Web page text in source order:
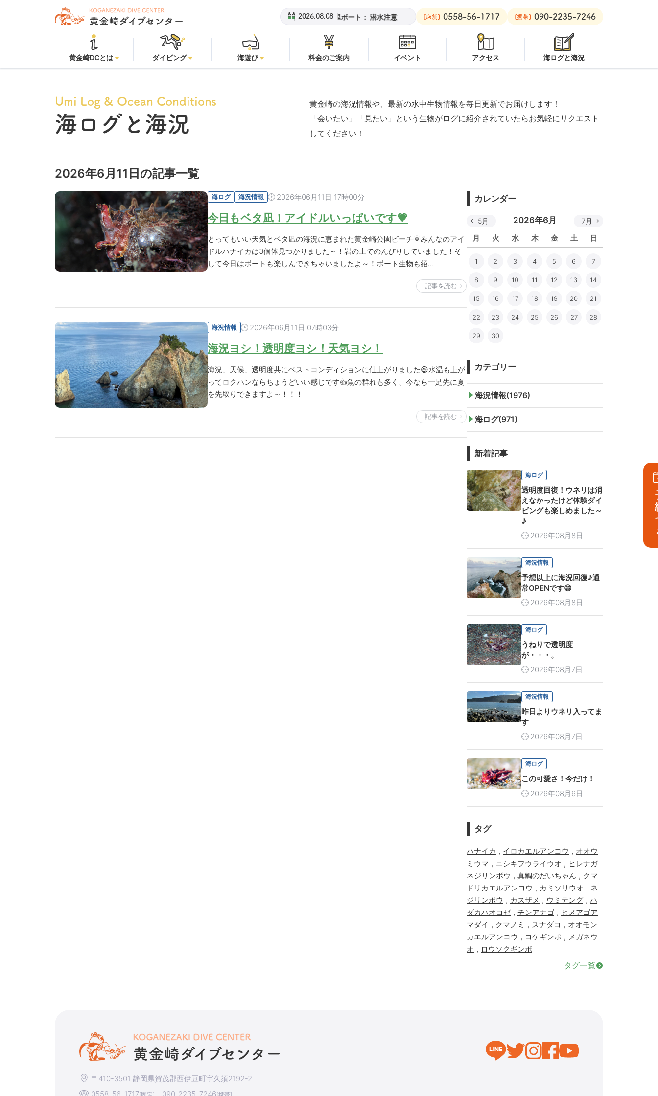
2026.08.08
オープン 安良里ボート： 潜水注意 黄金崎ビーチ：オープン 安良里ボート：潜水注意
[店舗] 0558-56-1717 [携帯] 090-2235-7246
黄金崎DCとは ダイビング 海遊び 料金のご案内 イベント アクセス 海ログと海況
Umi Log & Ocean Conditions
海ログと海況
黄金崎の海況情報や、最新の水中生物情報を毎日更新でお届けします！
「会いたい」「見たい」という生物がログに紹介されていたらお気軽にリクエスト
してください！
2026年6月11日の記事一覧
海ログ 海況情報 2026年06月11日 17時00分
今日もベタ凪！アイドルいっぱいです💗
とってもいい天気とベタ凪の海況に恵まれた黄金崎公園ビーチ🌞みんなのアイ
ドルハナイカは3個体見つかりました～！岩の上でのんびりしていました！そ
して今日はボートも楽しんできちゃいましたよ～！ボート生物も紹…
記事を読む
海況情報 2026年06月11日 07時03分
海況ヨシ！透明度ヨシ！天気ヨシ！
海況、天候、透明度共にベストコンディションに仕上がりました😆水温も上が
ってロクハンならちょうどいい感じです👍魚の群れも多く、今なら一足先に夏
を先取りできますよ～！！！
記事を読む
カレンダー
2026年6月
月 火 水 木 金 土 日
5月 7月
1 2 3 4 5 6 7
8 9 10 11 12 13 14
15 16 17 18 19 20 21
22 23 24 25 26 27 28
29 30
カテゴリー
海況情報(1976)
海ログ(971)
新着記事
海ログ
透明度回復！ウネリは消
えなかったけど体験ダイ
ビングも楽しめました～
♪
2026年08月8日
海況情報
予想以上に海況回復♪通
常OPENです😄
2026年08月8日
海ログ
うねりで透明度
が・・・。
2026年08月7日
海況情報
昨日よりウネリ入ってま
す
2026年08月7日
海ログ
この可愛さ！今だけ！
2026年08月6日
タグ
ハナイカ , イロカエルアンコウ , オオウ
ミウマ , ニシキフウライウオ , ヒレナガ
ネジリンボウ , 真鯛のだいちゃん , クマ
ドリカエルアンコウ , カミソリウオ , ネ
ジリンボウ , カスザメ , ウミテング , ハ
ダカハオコゼ, チンアナゴ , ヒメアゴア
マダイ , クマノミ , スナダコ , オオモン
カエルアンコウ , コケギンポ , メガネウ
オ , ロウソクギンポ
タグ一覧
〒410-3501 静岡県賀茂郡西伊豆町宇久須2192-2
0558-56-1717[固定] 090-2235-7246[携帯]